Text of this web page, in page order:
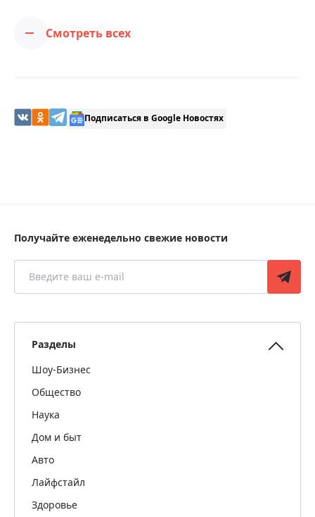
Смотреть всех
Подписаться в Google Новостях
Получайте еженедельно свежие новости
Разделы
Шоу-Бизнес
Общество
Наука
Дом и быт
Авто
Лайфстайл
Здоровье